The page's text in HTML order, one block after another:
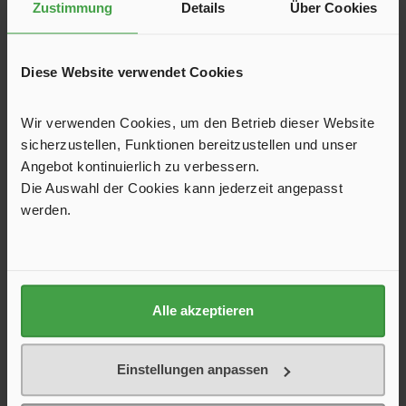
Zustimmung Details Über Cookies
Diese Website verwendet Cookies
Wir verwenden Cookies, um den Betrieb dieser Website
sicherzustellen, Funktionen bereitzustellen und unser
Angebot kontinuierlich zu verbessern.
Die Auswahl der Cookies kann jederzeit angepasst
werden.
Alle akzeptieren
Einstellungen anpassen
Produktgalerie überspringen
Kunden kauften auch
Sonnendach Canopy Shady Pro, 350 cm
Pro kann direkt an Ihrem Wohnwagen genutzt oder an den